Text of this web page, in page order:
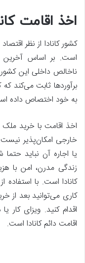
اخذ اقامت
کشور کانادا از نظر
برآوردها ثابت می‌کند که
به خود اختصاص داده
اخذ اقامت با خرید ملک
خارجی امکان‌پذیر
یا اجاره آن نباید
زندگی مدرن، امن با
کانادا است. با
کاری می‌توانید بعد از
اقامت دائم کانادا است.